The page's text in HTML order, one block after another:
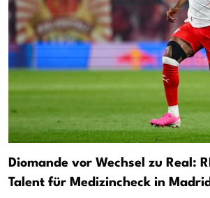
Diomande vor Wechsel zu Real:
Talent für Medizincheck in Madrid